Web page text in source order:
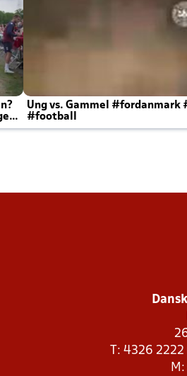
Ung vs. Gammel #fordanmark
#football
T: 4326
M: